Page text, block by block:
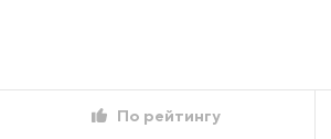
По рейтингу